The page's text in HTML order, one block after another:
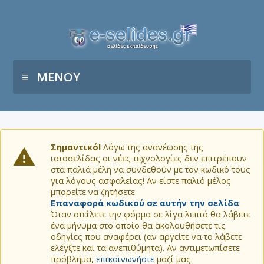
ΜΕΝΟΥ
Σημαντικό! Λόγω της ανανέωσης της
ιστοσελίδας οι νέες τεχνολογίες δεν επιτρέπουν
στα παλιά μέλη να συνδεθούν με τον κωδικό τους
για λόγους ασφαλείας! Αν είστε παλιό μέλος
μπορείτε να ζητήσετε
Επαναφορά κωδικού σε αυτήν την σελίδα.
Όταν στείλετε την φόρμα σε λίγα λεπτά θα λάβετε
ένα μήνυμα στο οποίο θα ακολουθήσετε τις
οδηγίες που αναφέρει (αν αργείτε να το λάβετε
ελέγξτε και τα ανεπιθύμητα). Αν αντιμετωπίσετε
πρόβλημα, επικοινωνήστε μαζί μας.